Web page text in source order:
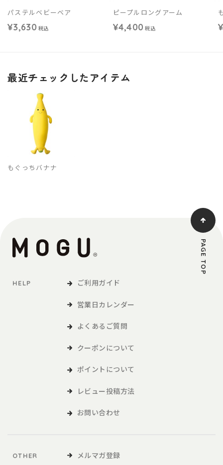
パステルベビーベア
¥3,630 税込
ピープルロングアーム
¥4,400 税込
最近チェックしたアイテム
もぐっちバナナ
HELP ご利用ガイド
営業日カレンダー
よくあるご質問
クーポンについて
ポイントについて
レビュー投稿方法
お問い合わせ
OTHER メルマガ登録
PAGE TOP